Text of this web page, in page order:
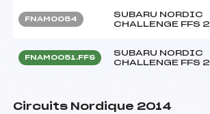
FNAM0054
SUBARU NORDIC
CHALLENGE FFS 2
FNAM0051.FFS
SUBARU NORDIC
CHALLENGE FFS 2
Circuits Nordique 2014